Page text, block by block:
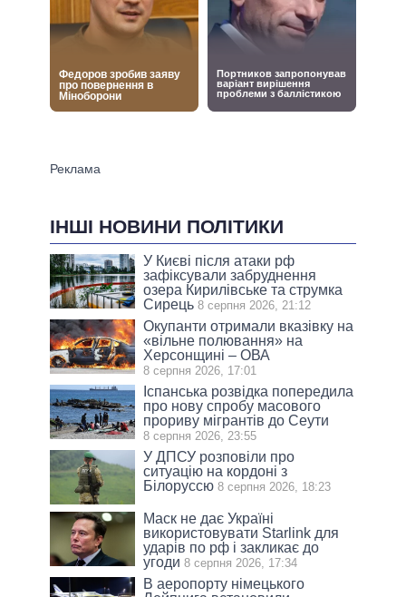
ІНШІ НОВИНИ ПОЛІТИКИ
У Києві після атаки рф
зафіксували забруднення
озера Кирилівське та струмка
Сирець 8 серпня 2026, 21:12
Окупанти отримали вказівку на
«вільне полювання» на
Херсонщині – ОВА
8 серпня 2026, 17:01
Іспанська розвідка попередила
про нову спробу масового
прориву мігрантів до Сеути
8 серпня 2026, 23:55
У ДПСУ розповіли про
ситуацію на кордоні з
Білоруссю 8 серпня 2026, 18:23
Маск не дає Україні
використовувати Starlink для
ударів по рф і закликає до
угоди 8 серпня 2026, 17:34
В аеропорту німецького